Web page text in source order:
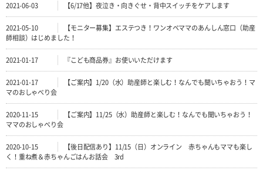
2021-06-03 【6/17他】夜泣き・向きぐせ・背中スイッチをケアします
2021-05-10
【モニター募集】エステつき！ワンオペママのあんしん窓口（助産
師相談）はじめました！
2021-01-17 『こども商品券』お使いいただけます
2021-01-17
【ご案内】1/20（水）助産師と楽しむ！なんでも聞いちゃおう！マ
マのおしゃべり会
2020-11-15
【ご案内】11/25（水）助産師と楽しむ！なんでも聞いちゃおう！
ママのおしゃべり会
2020-10-15
【後日配信あり】11/15（日）オンライン 赤ちゃんもママも楽し
く！重ね煮＆赤ちゃんごはんお話会 3rd